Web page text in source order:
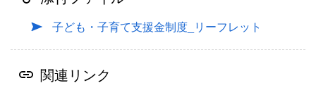
子ども・子育て支援金制度_リーフレット
関連リンク